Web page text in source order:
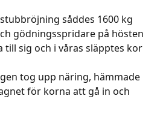
såddes 1600 kg
gödningsspridare på hösten
till sig och i våras släpptes kor
tog upp näring, hämmade
för korna att gå in och